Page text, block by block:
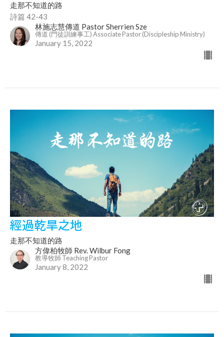
走那不知道的路
詩篇 42-43
林施志慧傳道 Pastor Sherrien Sze
傳道 (門徒訓練事工) Associate Pastor (Discipleship Ministry)
January 15, 2022
經過乾旱之地
走那不知道的路
方偉柏牧師 Rev. Wilbur Fong
教導牧師 Teaching Pastor
January 8, 2022